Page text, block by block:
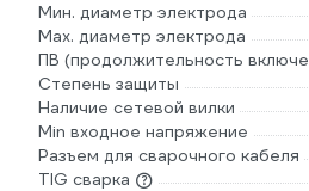
Мин. диаметр электрода
Мах. диаметр электрода
ПВ (продолжительность
Степень защиты
Наличие сетевой вилки
Min входное напряжение
Разъем для сварочного кабеля
TIG сварка